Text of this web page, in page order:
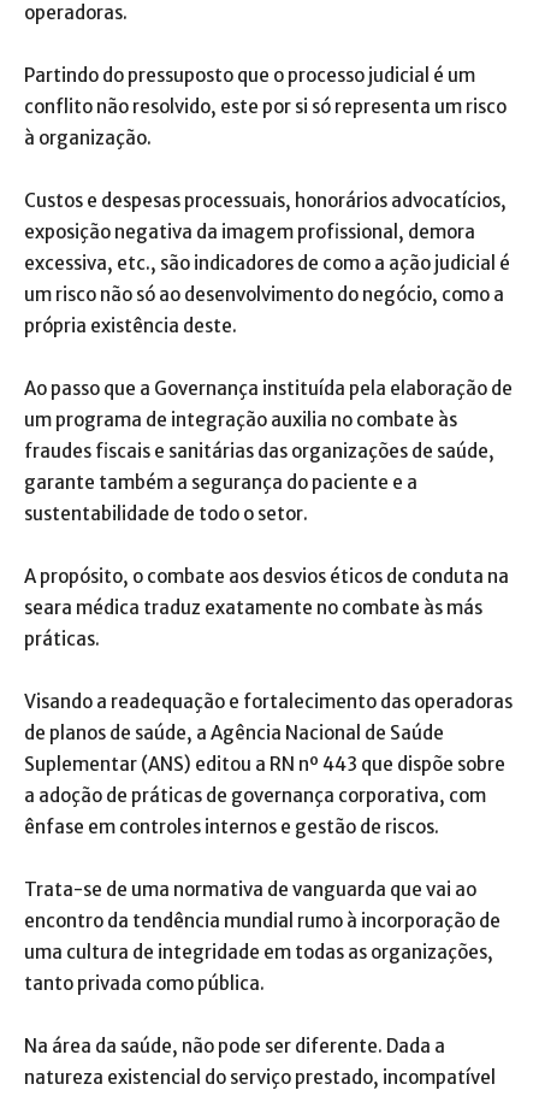
operadoras.
Partindo do pressuposto que o processo judicial é um
conflito não resolvido, este por si só representa um risco
à organização.
Custos e despesas processuais, honorários advocatícios,
exposição negativa da imagem profissional, demora
excessiva, etc., são indicadores de como a ação judicial é
um risco não só ao desenvolvimento do negócio, como a
própria existência deste.
Ao passo que a Governança instituída pela elaboração de
um programa de integração auxilia no combate às
fraudes fiscais e sanitárias das organizações de saúde,
garante também a segurança do paciente e a
sustentabilidade de todo o setor.
A propósito, o combate aos desvios éticos de conduta na
seara médica traduz exatamente no combate às más
práticas.
Visando a readequação e fortalecimento das operadoras
de planos de saúde, a Agência Nacional de Saúde
Suplementar (ANS) editou a RN nº 443 que dispõe sobre
a adoção de práticas de governança corporativa, com
ênfase em controles internos e gestão de riscos.
Trata-se de uma normativa de vanguarda que vai ao
encontro da tendência mundial rumo à incorporação de
uma cultura de integridade em todas as organizações,
tanto privada como pública.
Na área da saúde, não pode ser diferente. Dada a
natureza existencial do serviço prestado, incompatível